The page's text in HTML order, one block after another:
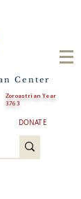
Center
Zoroastrian Year
3763
DONATE